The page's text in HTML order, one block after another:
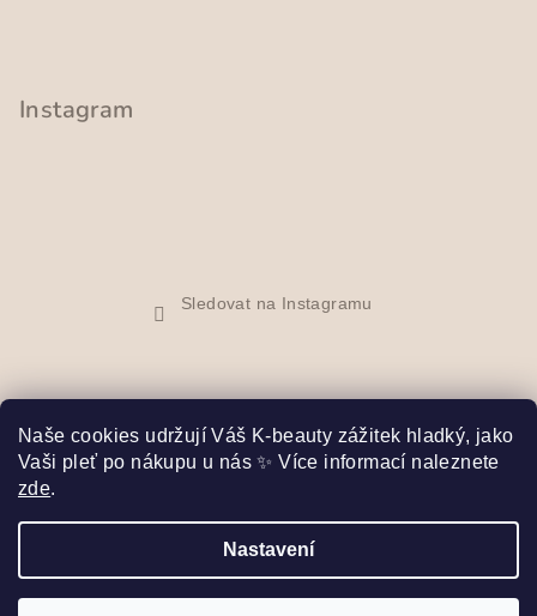
Naše cookies udržují Váš K-beauty zážitek hladký, jako
Vaši pleť po nákupu u nás ✨ Více informací naleznete
zde.
Nastavení
Instagram
Sledovat na Instagramu
Facebook